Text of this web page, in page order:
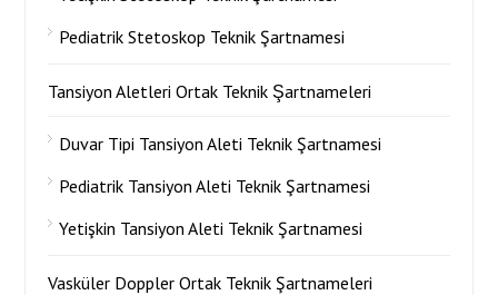
Pediatrik Stetoskop Teknik Şartnamesi
Tansiyon Aletleri Ortak Teknik Şartnameleri
Duvar Tipi Tansiyon Aleti Teknik Şartnamesi
Pediatrik Tansiyon Aleti Teknik Şartnamesi
Yetişkin Tansiyon Aleti Teknik Şartnamesi
Vasküler Doppler Ortak Teknik Şartnameleri